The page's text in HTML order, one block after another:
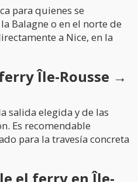
para quienes se
Balagne o en el norte de
a Nice, en la
Île-Rousse →
salida elegida y de las
Es recomendable
para la travesía concreta
el ferry en Île-